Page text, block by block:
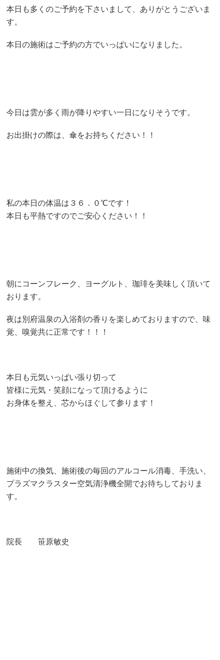
本日も多くのご予約を下さいまして、ありがとうございま
す。
本日の施術はご予約の方でいっぱいになりました。
今日は雲が多く雨が降りやすい一日になりそうです。
お出掛けの際は、傘をお持ちください！！
私の本日の体温は３６．０℃です！
本日も平熱ですのでご安心ください！！
朝にコーンフレーク、ヨーグルト、珈琲を美味しく頂いて
おります。
夜は別府温泉の入浴剤の香りを楽しめておりますので、味
覚、嗅覚共に正常です！！！
本日も元気いっぱい張り切って
皆様に元気・笑顔になって頂けるように
お身体を整え、芯からほぐして参ります！
施術中の換気、施術後の毎回のアルコール消毒、手洗い、
プラズマクラスター空気清浄機全開でお待ちしておりま
す。
院長 笹原敏史